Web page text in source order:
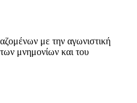
με την αγωνιστική
των μνημονίων και του